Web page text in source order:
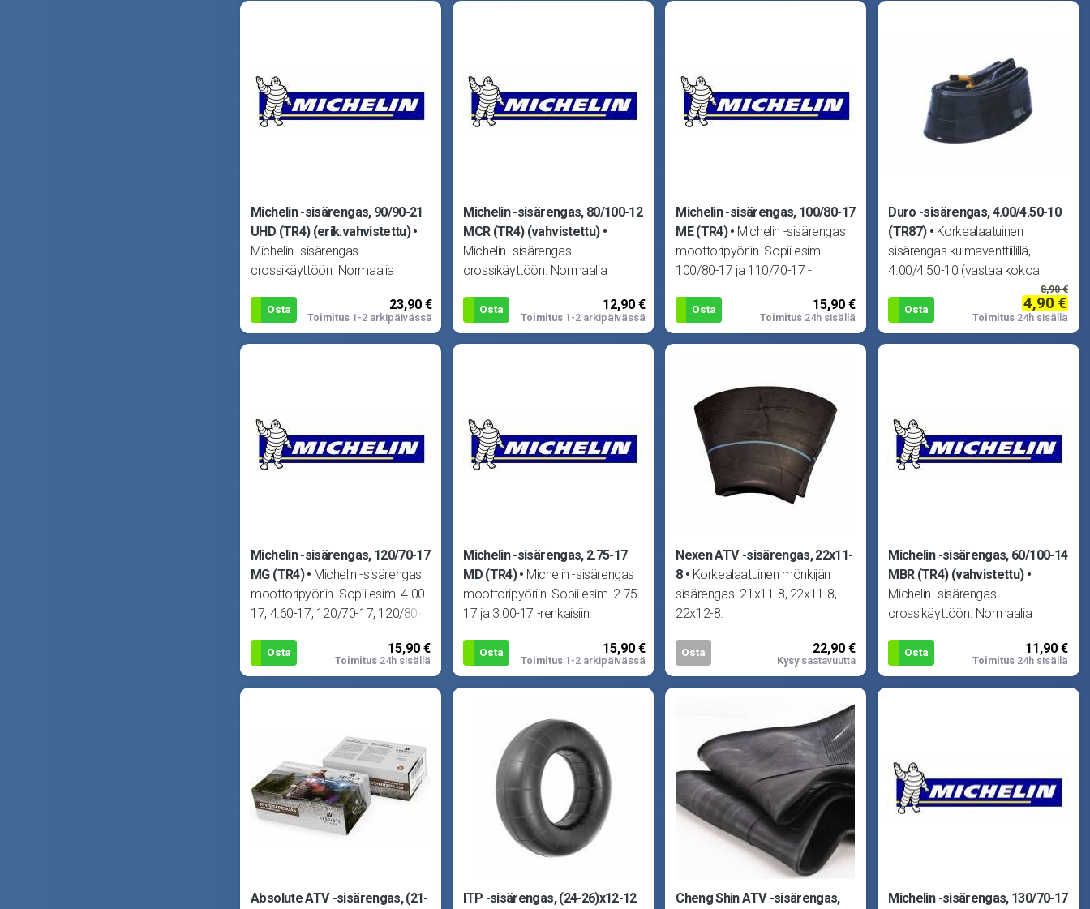
Michelin -sisärengas, 90/90-21
UHD (TR4) (erik.vahvistettu)
Michelin -sisärengas
crossikäyttöön. Normaalia
(Ultra HD, 4mm) takaa pidemmän
Osta 23,90 €
Toimitus 1-2 arkipäivässä
Michelin -sisärengas, 80/100-12
MCR (TR4) (vahvistettu)
Michelin -sisärengas
crossikäyttöön. Normaalia
takaa pidemmän käyttöiän
Osta 12,90 €
Toimitus1-2 arkipäivässä
Michelin -sisärengas, 100/80-17
ME (TR4)
Michelin -sisärengas
moottoripyöriin. Sopii esim.
100/80-17 ja 110/70-17 -
Osta 15,90 €
Toimitus 24h sisällä
Duro -sisärengas, 4.00/4.50-10
(TR87)
Korkealaatuinen
sisärengas kulmaventtiilillä,
4.00/4.50-10 (vastaa kokoa
Osta
8,90 €
4,90 €
Toimitus 24h sisällä
Michelin -sisärengas, 120/70-17
MG (TR4)
Michelin -sisärengas
moottoripyöriin. Sopii esim. 4.00-
17, 4.60-17, 120/70-17, 120/80-
Osta 15,90 €
Toimitus24h sisällä
Michelin -sisärengas, 2.75-17
MD (TR4)
Michelin -sisärengas
moottoripyöriin. Sopii esim. 2.75-
17 ja 3.00-17 -renkaisiin.
Osta 15,90 €
Toimitus1-2 arkipäivässä
Nexen ATV -sisärengas, 22x11-
8
Korkealaatuinen mönkijän
sisärengas. 21x11-8, 22x11-8,
22x12-8.
Osta 22,90 €
Kysysaatavuutta
Michelin -sisärengas, 60/100-14
MBR (TR4) (vahvistettu)
Michelin -sisärengas
crossikäyttöön. Normaalia
takaa pidemmän käyttöiän
Osta 11,90 €
Toimitus 24h sisällä
Absolute ATV -sisärengas, (21-
ITP -sisärengas, (24-26)x12-12
Cheng Shin ATV -sisärengas,
Michelin -sisärengas, 130/70-17